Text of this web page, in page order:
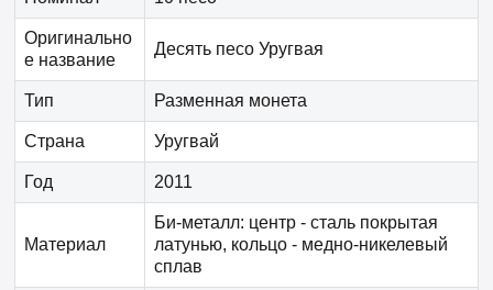
Оригинально
е название
Десять песо Уругвая
Тип Разменная монета
Страна Уругвай
Год 2011
Материал
Би-металл: центр - cталь покрытая
латунью, кольцо - медно-никелевый
сплав